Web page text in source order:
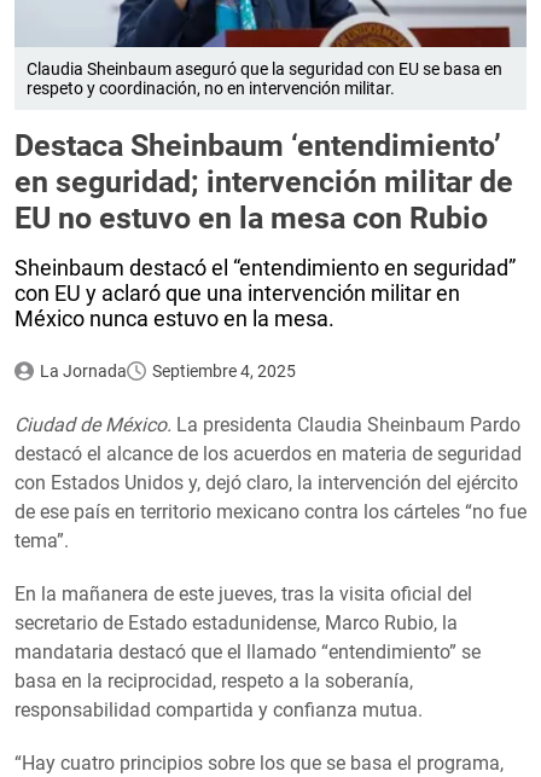
Claudia Sheinbaum aseguró que la seguridad con EU se basa en
respeto y coordinación, no en intervención militar.
Destaca Sheinbaum ‘entendimiento’
en seguridad; intervención militar de
EU no estuvo en la mesa con Rubio
Sheinbaum destacó el “entendimiento en seguridad”
con EU y aclaró que una intervención militar en
México nunca estuvo en la mesa.
La Jornada Septiembre 4, 2025
Ciudad de México. La presidenta Claudia Sheinbaum Pardo
destacó el alcance de los acuerdos en materia de seguridad
con Estados Unidos y, dejó claro, la intervención del ejército
de ese país en territorio mexicano contra los cárteles “no fue
tema”.
En la mañanera de este jueves, tras la visita oficial del
secretario de Estado estadunidense, Marco Rubio, la
mandataria destacó que el llamado “entendimiento” se
basa en la reciprocidad, respeto a la soberanía,
responsabilidad compartida y confianza mutua.
“Hay cuatro principios sobre los que se basa el programa,